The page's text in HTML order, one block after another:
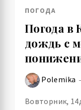
ПОГОДА
Погода в
дождь с
Polemika
Вовторник,